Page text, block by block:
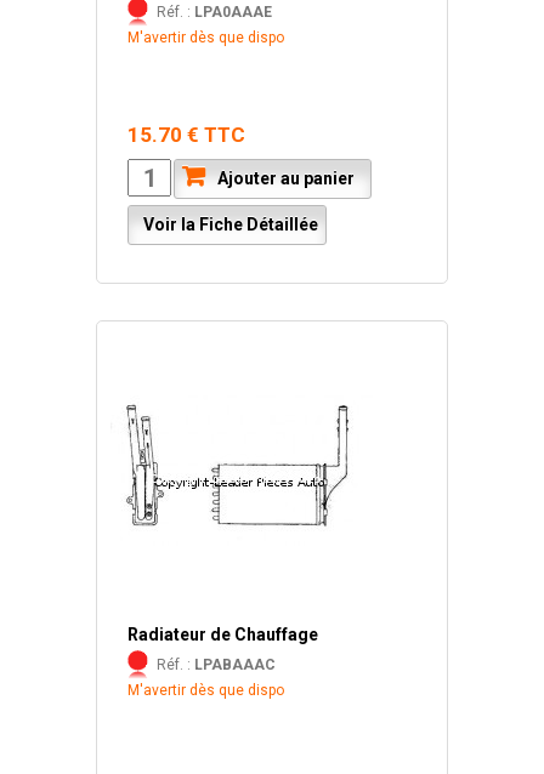
Réf. : LPA0AAAE
M'avertir dès que dispo
15.70 € TTC
Ajouter au panier
Voir la Fiche Détaillée
Radiateur de Chauffage
Réf. : LPABAAAC
M'avertir dès que dispo